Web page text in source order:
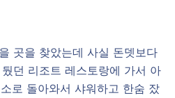
곳을 찾았는데 사실 돈뎃보다
던 리조트 레스토랑에 가서 아
로 돌아와서 샤워하고 한숨 잤